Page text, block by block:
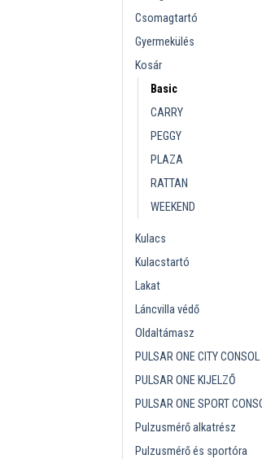
Csomagtartó
Gyermekülés
Kosár
Basic
CARRY
PEGGY
PLAZA
RATTAN
WEEKEND
Kulacs
Kulacstartó
Lakat
Láncvilla védő
Oldaltámasz
PULSAR ONE CITY CONSOL
PULSAR ONE KIJELZŐ
PULSAR ONE SPORT
Pulzusmérő alkatrész
Pulzusmérő és sportóra